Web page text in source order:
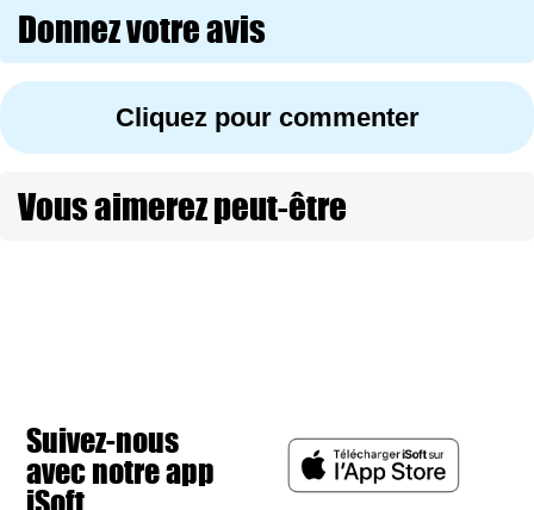
Donnez votre avis
Cliquez pour commenter
Vous aimerez peut-être
Suivez-nous
avec notre app